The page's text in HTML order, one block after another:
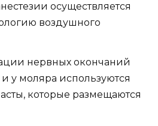
осуществляется
воздушного
нервных окончаний
и у моляра используются
которые размещаются